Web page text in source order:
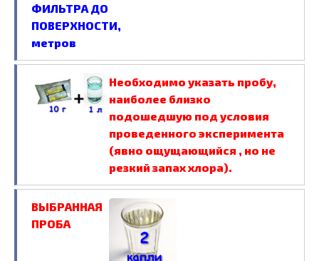
ФИЛЬТРА ДО
ПОВЕРХНОСТИ,
метров
Необходимо указать пробу,
наиболее близко
подошедшую под условия
проведенного эксперимента
(явно ощущающийся , но не
резкий запах хлора).
ВЫБРАННАЯ
ПРОБА